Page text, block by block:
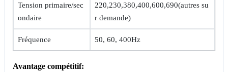
Tension primaire/sec
ondaire
220,230,380,400,600,690(autres su
r demande)
Fréquence 50, 60, 400Hz
Avantage compétitif: